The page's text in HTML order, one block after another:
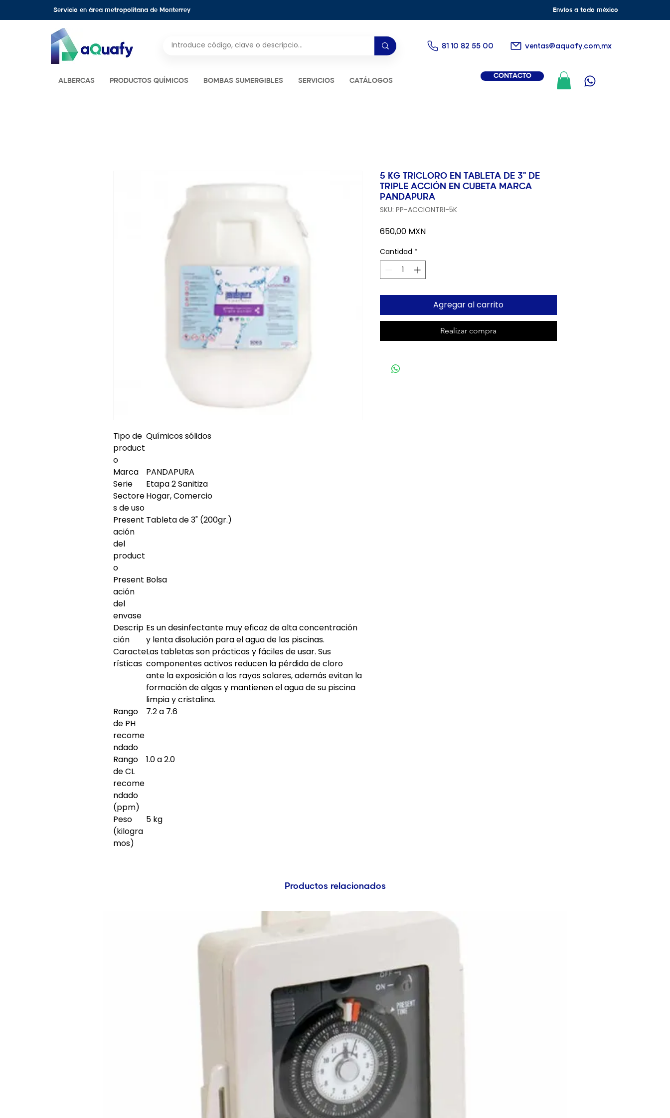
Servicio en área metropolitana de Monterrey Envíos a todo méxico
81 10 82 55 00 ventas@aquafy.com.mx
ALBERCAS PRODUCTOS QUÍMICOS BOMBAS SUMERGIBLES SERVICIOS CATÁLOGOS
CONTACTO
Tipo de
product
o
Químicos sólidos
Marca
PANDAPURA
Serie
Etapa 2 Sanitiza
Sectore
s de uso
Hogar, Comercio
Present
ación
del
product
o
Tableta de 3" (200gr.)
Present
ación
del
envase
Bolsa
Descrip
ción
Es un desinfectante muy eficaz de alta concentración
y lenta disolución para el agua de las piscinas.
Caracte
rísticas
Las tabletas son prácticas y fáciles de usar. Sus
componentes activos reducen la pérdida de cloro
ante la exposición a los rayos solares, además evitan la
formación de algas y mantienen el agua de su piscina
limpia y cristalina.
Rango
de PH
recome
ndado
7.2 a 7.6
Rango
de CL
recome
ndado
(ppm)
1.0 a 2.0
Peso
(kilogra
mos)
5 kg
5 KG TRICLORO EN TABLETA DE 3" DE
TRIPLE ACCIÓN EN CUBETA MARCA
PANDAPURA
SKU: PP-ACCIONTRI-5K
650,00 MXNPrecio
Cantidad *
Agregar al carrito
Realizar compra
Productos relacionados